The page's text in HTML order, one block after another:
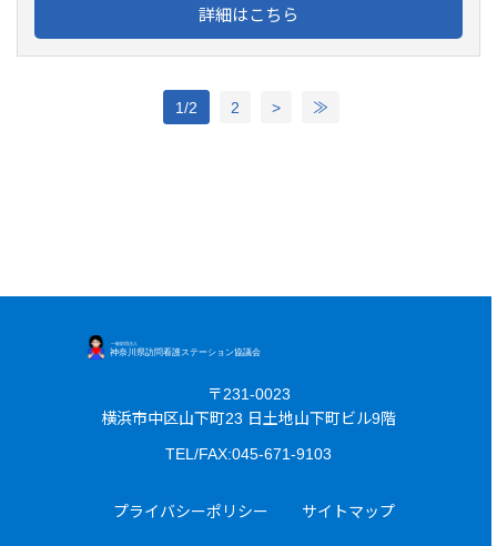
詳細はこちら
1/2 2 > ≫
〒231-0023
横浜市中区山下町23 日土地山下町ビル9階
TEL/FAX:045-671-9103
プライバシーポリシー サイトマップ